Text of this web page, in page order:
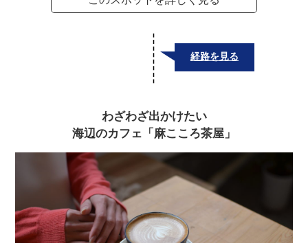
経路を見る
わざわざ出かけたい
海辺のカフェ「麻こころ茶屋」